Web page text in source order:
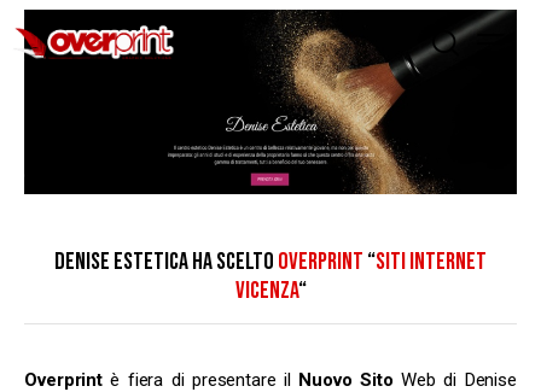
DENISE ESTETICA HA SCELTO OVERPRINT “SITI INTERNET
VICENZA“
Overprint è fiera di presentare il Nuovo Sito Web di Denise